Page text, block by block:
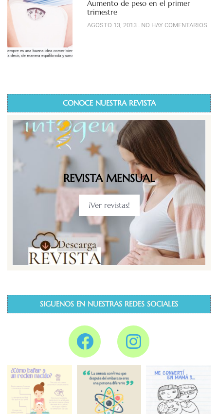
Aumento de peso en el primer
trimestre
AGOSTO 13, 2013 NO HAY COMENTARIOS
CONOCE NUESTRA REVISTA
REVISTA MENSUAL
¡Ver revistas!
SIGUENOS EN NUESTRAS REDES SOCIALES